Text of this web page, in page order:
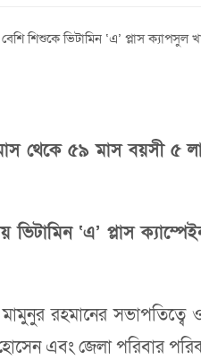
থেকে ৫৯ মাস বয়সী ৫ লাখ
‘এ’ প্লাস
রহমানের সভাপতিত্বে
এবং জেলা পরিবার